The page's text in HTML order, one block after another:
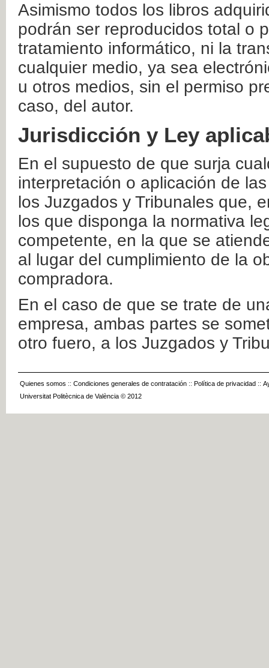
Asimismo todos los libros
podrán ser reproducidos total o
tratamiento informático, ni la
cualquier medio, ya sea
u otros medios, sin el permiso
caso, del autor.
Jurisdicción y Ley
En el supuesto de que surja
interpretación o aplicación de
los Juzgados y Tribunales que,
los que disponga la normativa
competente, en la que se
al lugar del cumplimiento de la
compradora.
En el caso de que se trate de
empresa, ambas partes se
otro fuero, a los Juzgados y
Quienes somos :: Condiciones generales de contratación :: Política de privacidad ::
Universitat Politècnica de València © 2012